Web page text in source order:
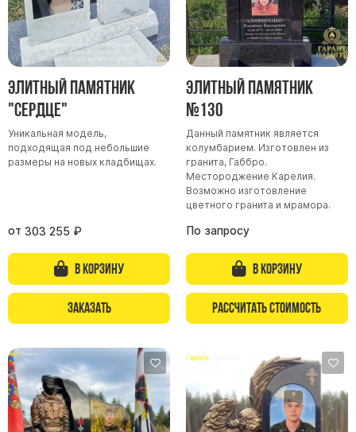
Элитные памятники
Резные памятники
Мемориальные комплексы
Памятники с полноформатным фото
Склеп
Cкульптуры ангел
Детские памятники
Памятники Мусульманские
Памятники Армянские
Европейские памятники
Семейные памятники ( памятники на двоих )
Памятники в форме креста
Зеркальные памятники
Креативные памятники
Кресты из белого мрамора
Фигурные памятники
Элитный памятник
"Сердце"
Уникальная модель,
подходящая под небольшие
размеры на новых кладбищах.
от 303 255 ₽
В корзину
Заказать
Элитный памятник
№130
Данный памятник является
колумбарием. Изготовлен из
гранита, Габбро.
Местороджение Карелия.
Возможно изготовление
цветного гранита и мрамора.
По запросу
В корзину
Рассчитать стоимость